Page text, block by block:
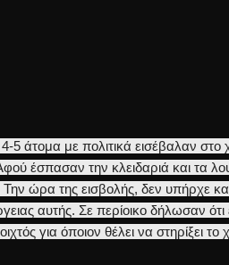
5 άτομα με πολιτικά εισέβαλαν
έσπασαν την κλειδαριά και τα
Την ώρα της εισβολής, δεν υπήρχε
αυτής. Σε περίοικο δήλωσαν
για όποιον θέλει να στηρίξει